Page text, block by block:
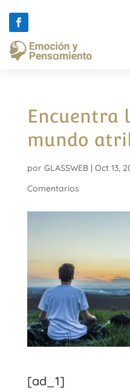
Encuentra
mundo
por GLASSWEB| Oct 13,
Comentarios
[ad_1]